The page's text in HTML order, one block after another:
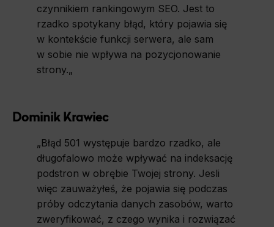
czynnikiem rankingowym SEO. Jest to
rzadko spotykany błąd, który pojawia się
w kontekście funkcji serwera, ale sam
w sobie nie wpływa na pozycjonowanie
strony.„
Dominik Krawiec
„Błąd 501 występuje bardzo rzadko, ale
długofalowo może wpływać na indeksację
podstron w obrębie Twojej strony. Jesli
więc zauważyłeś, że pojawia się podczas
próby odczytania danych zasobów, warto
zweryfikować, z czego wynika i rozwiązać